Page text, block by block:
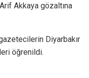
Akkaya gözaltına
Diyarbakır
öğrenildi.